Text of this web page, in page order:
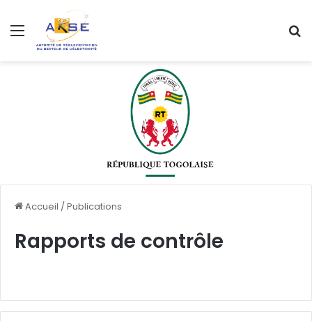
Menu
Accueil /Publications
Rapports de contrôle